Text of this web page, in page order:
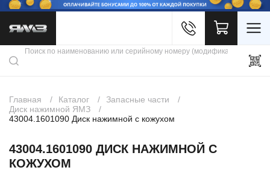
Каталог продукции
Скидки
Контакты
Главная Каталог
Запасные части
Диск нажимной ЯМЗ
43004.1601090 Диск нажимной с кожухом
43004.1601090 ДИСК НАЖИМНОЙ С
КОЖУХОМ